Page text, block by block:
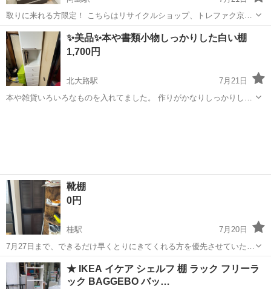
取りに来れる方限定！ こちらはリサイクルショップ、トレファク京都
宇治店からの出品です。 ●商品情報 アイテム名:6段チェスト ブランド:
ニトリ サイズ：幅約80.0cm×奥行き約42.0cm×高さ約123.0c...
京都 京都市 向島駅 収納家具 トレファク
✨美品✨本や書類小物しっかりした白い棚
1,700円
北大路駅
7月21日
本や雑貨いろいろなものを入れてました。 作りがかなりしっかりして
靴棚
0円
桂駅
7月20日
7月27日まで、できるだけ早くとりにきてくれる方を優先させていただ
きます。 よろしくおねがいします。
京都 京都市
★ IKEA イケア シェルフ 棚 ラック フリーラ
ック BAGGEBO バッ…